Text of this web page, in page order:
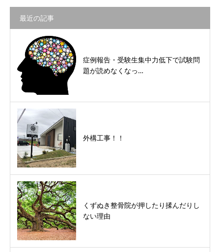
最近の記事
症例報告・受験生集中力低下で試験問
題が読めなくなっ…
外構工事！！
くずぬき整骨院が押したり揉んだりし
ない理由